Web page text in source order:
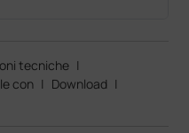
tecniche |
con | Download |